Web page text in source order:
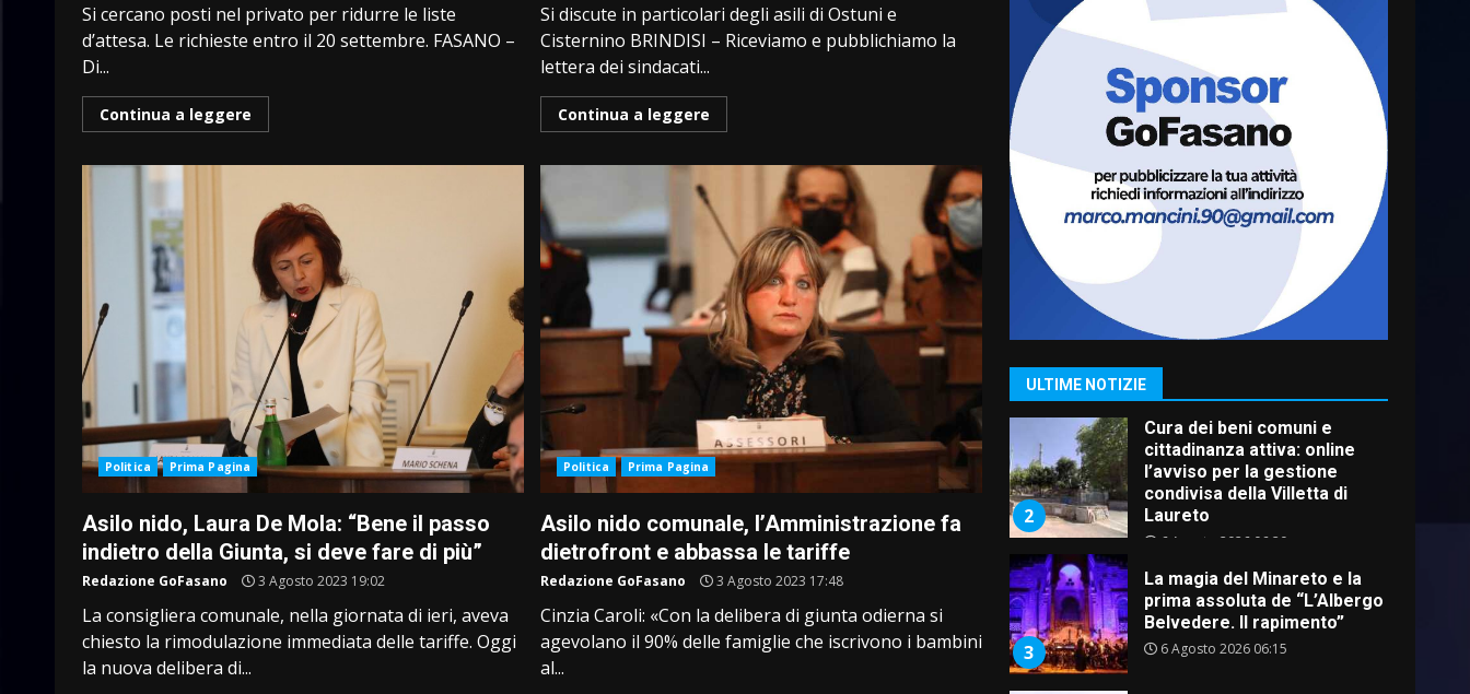
Si cercano posti nel privato per ridurre le liste
d’attesa. Le richieste entro il 20 settembre. FASANO –
Di...
Continua a leggere
Si discute in particolari degli asili di Ostuni e
Cisternino BRINDISI – Riceviamo e pubblichiamo la
lettera dei sindacati...
Continua a leggere
Politica Prima Pagina
Asilo nido, Laura De Mola: “Bene il passo
indietro della Giunta, si deve fare di più”
Redazione GoFasano 3 Agosto 2023 19:02
La consigliera comunale, nella giornata di ieri, aveva
chiesto la rimodulazione immediata delle tariffe. Oggi
la nuova delibera di...
Politica Prima Pagina
Asilo nido comunale, l’Amministrazione fa
dietrofront e abbassa le tariffe
Redazione GoFasano 3 Agosto 2023 17:48
Cinzia Caroli: «Con la delibera di giunta odierna si
agevolano il 90% delle famiglie che iscrivono i bambini
al...
ULTIME NOTIZIE
scrivono al Prefetto: “Noi
cittadini di serie B”
5 Agosto 2026 06:15
7
A Savelletri torna la Sagra del
Pesce Spada: appuntamento
a sabato 8 agosto
5 Agosto 2026 06:10
1
Grazia Neglia, coordinatrice
cittadina di Fratelli d’Italia,
pronta a tornare in Consiglio
2
Cura dei beni comuni e
cittadinanza attiva: online
l’avviso per la gestione
condivisa della Villetta di
Laureto
6 Agosto 2026 06:20
3
La magia del Minareto e la
prima assoluta de “L’Albergo
Belvedere. Il rapimento”
6 Agosto 2026 06:15